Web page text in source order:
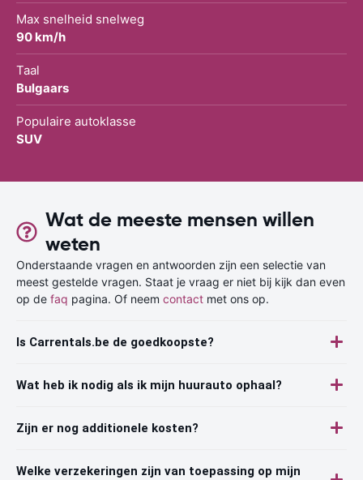
Max snelheid snelweg
90 km/h
Taal
Bulgaars
Populaire autoklasse
SUV
Wat de meeste mensen willen
weten
Onderstaande vragen en antwoorden zijn een selectie van
meest gestelde vragen. Staat je vraag er niet bij kijk dan even
op de faq pagina. Of neem contact met ons op.
Is Carrentals.be de goedkoopste?
Wat heb ik nodig als ik mijn huurauto ophaal?
Zijn er nog additionele kosten?
Welke verzekeringen zijn van toepassing op mijn